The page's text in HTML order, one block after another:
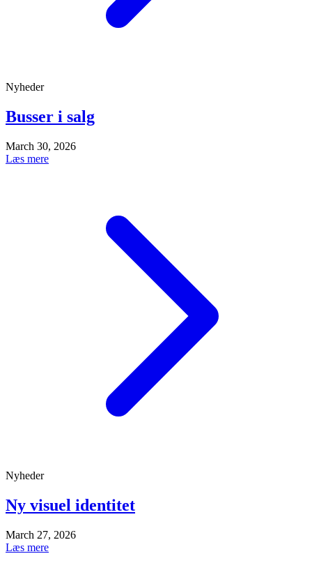
Nyheder
Busser i salg
March 30, 2026
Læs mere
Nyheder
Ny visuel identitet
March 27, 2026
Læs mere